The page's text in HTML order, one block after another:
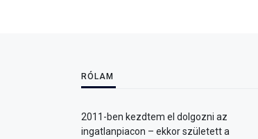
RÓLAM
2011-ben kezdtem el dolgozni az
ingatlanpiacon – ekkor született a